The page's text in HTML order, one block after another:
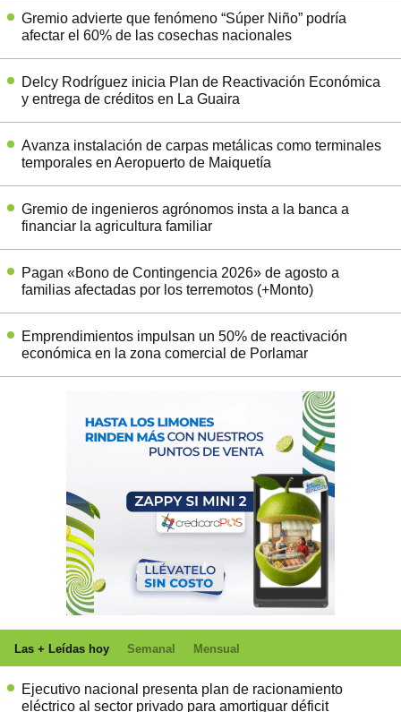
Gremio advierte que fenómeno “Súper Niño” podría
afectar el 60% de las cosechas nacionales
Delcy Rodríguez inicia Plan de Reactivación Económica
y entrega de créditos en La Guaira
Avanza instalación de carpas metálicas como terminales
temporales en Aeropuerto de Maiquetía
Gremio de ingenieros agrónomos insta a la banca a
financiar la agricultura familiar
Pagan «Bono de Contingencia 2026» de agosto a
familias afectadas por los terremotos (+Monto)
Emprendimientos impulsan un 50% de reactivación
económica en la zona comercial de Porlamar
Las + Leídas hoy Semanal Mensual
Ejecutivo nacional presenta plan de racionamiento
eléctrico al sector privado para amortiguar déficit